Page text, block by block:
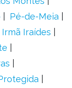
Pé-de-Meia
Irmã Iraídes